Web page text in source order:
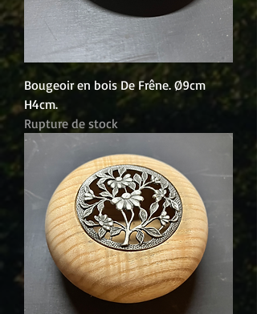
Bougeoir en bois De Frêne. Ø9cm
H4cm.
Rupture de stock